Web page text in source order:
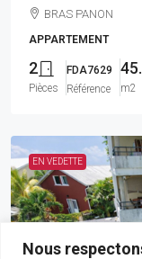
Nous
BRAS PANON
APPARTEMENT
2
Pièces
FDA7629
Référence
m2
EN VEDETTE